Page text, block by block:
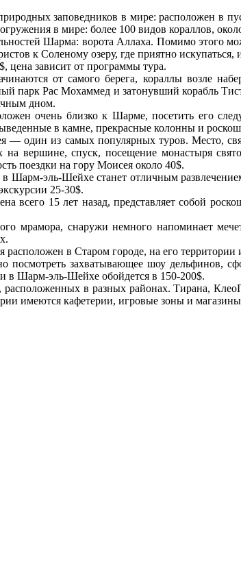
заповедников в мире: расположен в
в мире: более 100 видов кораллов,
Шарма: ворота Аллаха. Помимо этого
к Соленому озеру, где приятно
цена зависит от программы тура.
от самого берега, кораллы возле
парк Рас Мохаммед и затонувший корабль
дном.
очень близко к Шарме, посетить его
в камне, прекрасные колонны и
один из самых популярных туров. Место,
вершине, спуск, посещение монастыря
поездки на гору Моисея около 40$.
Шарм-эль-Шейхе станет отличным
25-30$.
всего 15 лет назад, представляет собой
мрамора, снаружи немного напоминает
в Старом городе, на его
захватывающее шоу дельфинов,
в Шарм-эль-Шейхе обойдется в 150-200$.
в разных районах. Тирана,
имеются кафетерии, игровые зоны и